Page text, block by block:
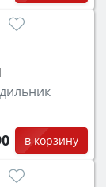
в корзину